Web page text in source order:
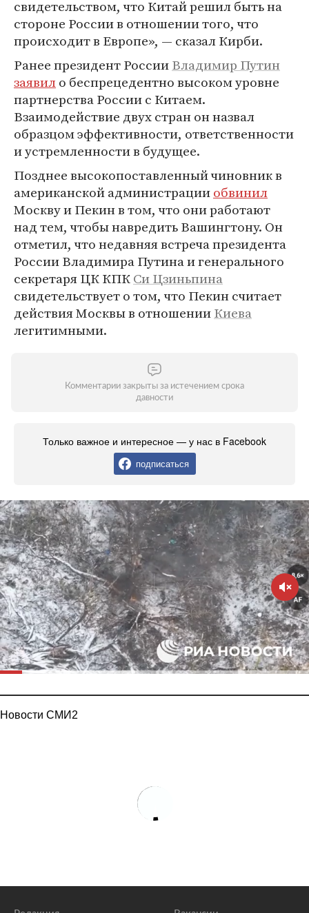
свидетельством, что Китай решил быть на
стороне России в отношении того, что
происходит в Европе», — сказал Кирби.
Ранее президент РоссииВладимир Путин
заявило беспрецедентно высоком уровне
партнерства России с Китаем.
Взаимодействие двух стран он назвал
образцом эффективности, ответственности
и устремленности в будущее.
Позднее высокопоставленный чиновник в
американской администрацииобвинил
Москву и Пекин в том, что они работают
над тем, чтобы навредить Вашингтону. Он
отметил, что недавняя встреча президента
России Владимира Путина и генерального
секретаря ЦК КПКСи Цзиньпина
свидетельствует о том, что Пекин считает
действия Москвы в отношенииКиева
легитимными.
Комментарии закрыты за истечением срока
давности
Только важное и интересное — у нас в Facebook
подписаться
Новости СМИ2